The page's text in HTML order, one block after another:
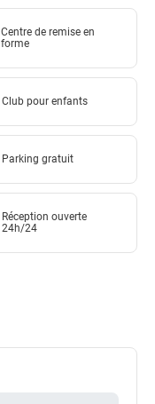
Centre de remise en
forme
Club pour enfants
Parking gratuit
Réception ouverte
24h/24